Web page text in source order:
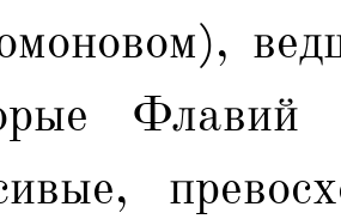
Флавий